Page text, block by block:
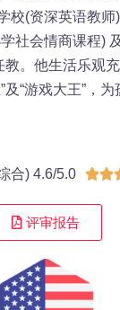
校(资深英语教师
社会情商课程)
。他生活乐观
及“游戏大王”，
合) 4.6/5.0 
评审报告